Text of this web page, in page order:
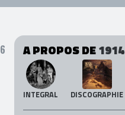
A PROPOS DE1914
INTEGRAL DISCOGRAPHIE